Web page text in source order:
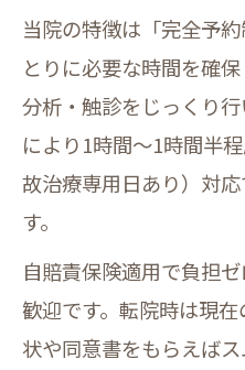
当院の特徴は「完全予
とりに必要な時間を確
分析・触診をじっくり
により1時間～1時間半
故治療専用日あり）対
す。
自賠責保険適用で負担
歓迎です。転院時は現
状や同意書をもらえばス